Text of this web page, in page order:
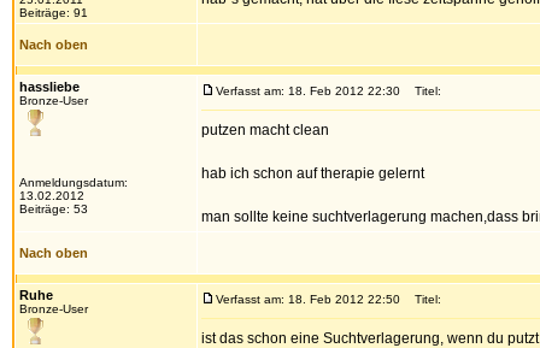
Beiträge: 91
Nach oben
hassliebe
Bronze-User
Anmeldungsdatum:
13.02.2012
Beiträge: 53
Verfasst am: 18. Feb 2012 22:30 Titel:
putzen macht clean
hab ich schon auf therapie gelernt
man sollte keine suchtverlagerung machen,dass
Nach oben
Ruhe
Bronze-User
Verfasst am: 18. Feb 2012 22:50 Titel:
ist das schon eine Suchtverlagerung, wenn du